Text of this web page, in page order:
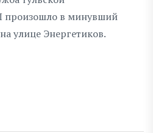
произошло в минувший
улице Энергетиков.